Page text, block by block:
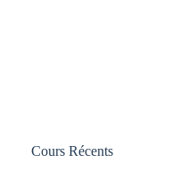
Cours Récents